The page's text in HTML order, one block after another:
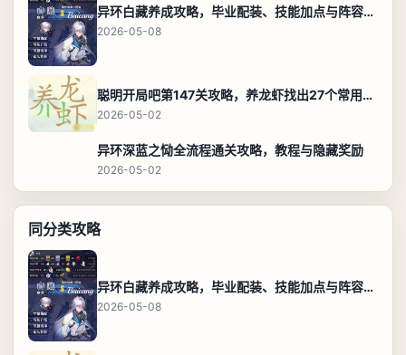
异环白藏养成攻略，毕业配装、技能加点与阵容搭配保姆级解析
2026-05-08
聪明开局吧第147关攻略，养龙虾找出27个常用字通关答案
2026-05-02
异环深蓝之恸全流程通关攻略，教程与隐藏奖励
2026-05-02
同分类攻略
异环白藏养成攻略，毕业配装、技能加点与阵容搭配保姆级解析
2026-05-08